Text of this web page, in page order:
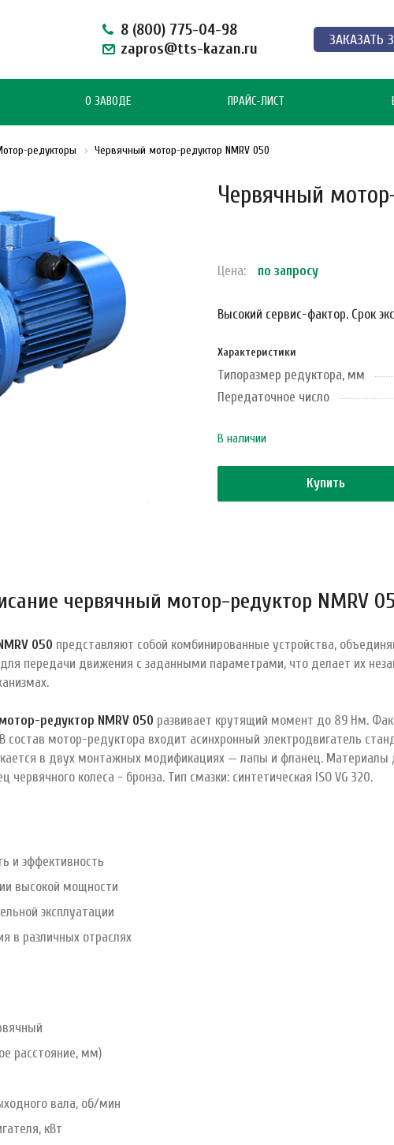
8 (800) 775-04-98
zapros@tts-kazan.ru
ЗАКАЗАТЬ
О ЗАВОДЕ ПРАЙС-ЛИСТ
редукторы Червячный мотор-редуктор NMRV 050
Червячный
Цена: по запросу
Высокий сервис-фактор. Срок
Характеристики
Типоразмер редуктора, мм
Передаточное число
В наличии
Купить
червячный мотор-редуктор NMRV
050 представляют собой комбинированные устройства,
передачи движения с заданными параметрами, что делает их
редуктор NMRV 050 развивает крутящий момент до 89 Нм.
состав мотор-редуктора входит асинхронный электродвигатель
в двух монтажных модификациях — лапы и фланец. Материалы
червячного колеса - бронза. Тип смазки: синтетическая ISO VG 320.
и эффективность
высокой мощности
эксплуатации
в различных отраслях
расстояние, мм)
вала, об/мин
кВт